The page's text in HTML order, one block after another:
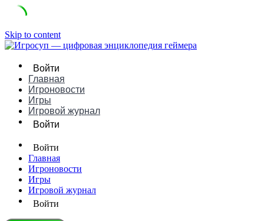
Skip to content
Войти
Главная
Игроновости
Игры
Игровой журнал
Войти
Войти
Главная
Игроновости
Игры
Игровой журнал
Войти